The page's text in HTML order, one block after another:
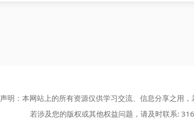
声明：本网站上的所有资源仅供学习交流、信息分享之用
若涉及您的版权或其他权益问题，请及时联系: